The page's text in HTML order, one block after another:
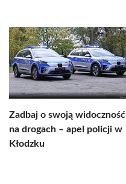
Zadbaj o swoją widoczność
na drogach – apel policji w
Kłodzku